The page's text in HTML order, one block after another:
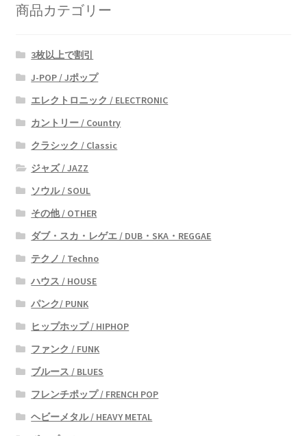
商品カテゴリー
3枚以上で割引
J-POP / Jポップ
エレクトロニック / ELECTRONIC
カントリー / Country
クラシック / Classic
ジャズ / JAZZ
ソウル / SOUL
その他 / OTHER
ダブ・スカ・レゲエ / DUB・SKA・REGGAE
テクノ / Techno
ハウス / HOUSE
パンク/ PUNK
ヒップホップ / HIPHOP
ファンク / FUNK
ブルース / BLUES
フレンチポップ / FRENCH POP
ヘビーメタル / HEAVY METAL